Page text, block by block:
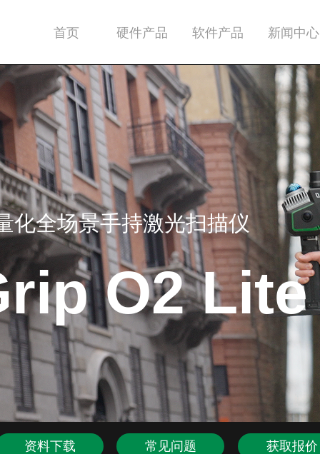
首页 硬件产品 软件产品 新闻中心
O2 Lite
化全场景手持激光扫描仪
资料下载 常见问题 获取报价